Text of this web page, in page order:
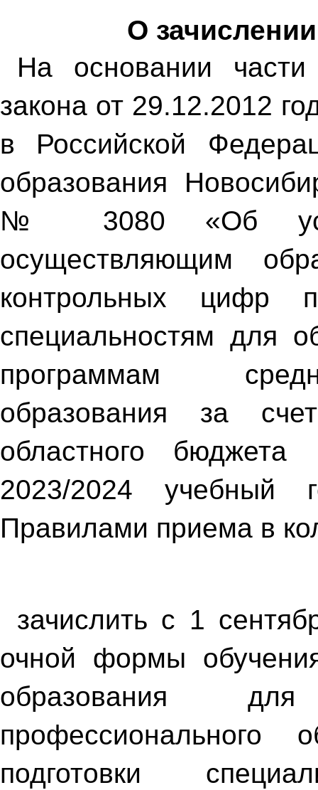
О
На основании
закона от 29.12.2012
в Российской
образования
№ 3080 «Об
осуществляющим
контрольных цифр
специальностям для
программам
образования за
областного бюджета
2023/2024 учебный
Правилами приема в
зачислить с 1
очной формы
образования
профессионального
подготовки